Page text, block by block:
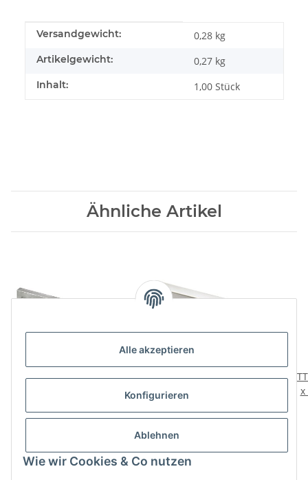
Alle akzeptieren
Konfigurieren
Ablehnen
Wie wir Cookies & Co nutzen
Produkteigenschaft
Wert
Versandgewicht: 0,28 kg
Artikelgewicht: 0,27 kg
Inhalt: 1,00 Stück
Ähnliche Artikel
HETTICH Möbelgriff,
HETTICH Möbelgriff,
Edelstahl gebürstet, BA
x